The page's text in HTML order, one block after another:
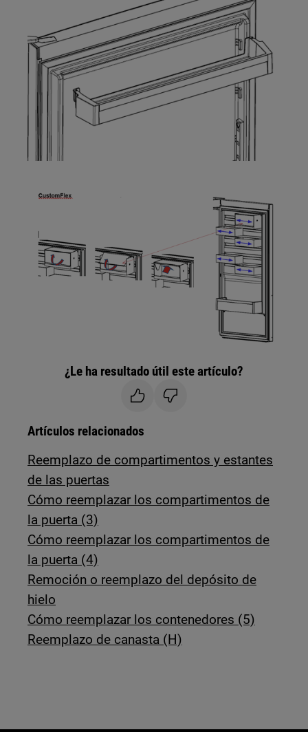
¿Le ha resultado útil este artículo?
Artículos relacionados
Reemplazo de compartimentos y estantes
de las puertas
Cómo reemplazar los compartimentos de
la puerta (3)
Cómo reemplazar los compartimentos de
la puerta (4)
Remoción o reemplazo del depósito de
hielo
Cómo reemplazar los contenedores (5)
Reemplazo de canasta (H)